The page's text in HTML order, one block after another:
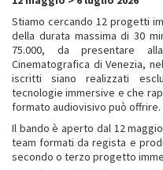
11
-
Stiamo cercando 12 progetti
della durata massima di 30
75.000, da presentare
Cinematografica di Venezia,
iscritti siano realizzati
tecnologie immersive e che
formato audiovisivo può offrire.
Il bando è aperto dal 12
team formati da regista e
secondo o terzo progetto